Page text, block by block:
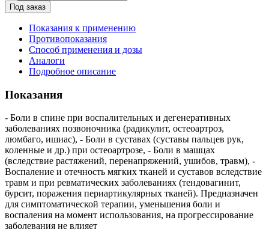
Под заказ
Показания к применению
Противопоказания
Способ применения и дозы
Аналоги
Подробное описание
Показания
- Боли в спине при воспалительных и дегенеративных
заболеваниях позвоночника (радикулит, остеоартроз,
люмбаго, ишиас), - Боли в суставах (суставы пальцев рук,
коленные и др.) при остеоартрозе, - Боли в машцах
(вследствие растяжений, перенапряжений, ушибов, травм), -
Воспаление и отечность мягких тканей и суставов вследствие
травм и при ревматических заболеваниях (тендовагинит,
бурсит, поражения периартикулярных тканей). Предназначен
для симптоматической терапии, уменьшения боли и
воспаления на момент использования, на прогрессирование
заболевания не влияет